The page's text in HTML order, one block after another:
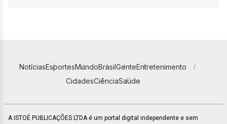
NotíciasEsportesMundoBrasilGenteEntretenimento
CidadesCiênciaSaúde
A ISTOÉ PUBLICAÇÕES LTDA é um portal digital independente e sem